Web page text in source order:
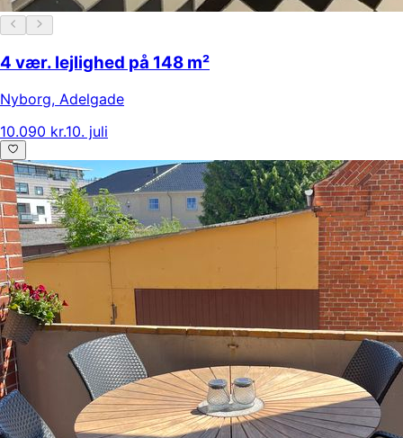
4 vær. lejlighed på 148 m²
Nyborg, Adelgade
10.090 kr.10. juli